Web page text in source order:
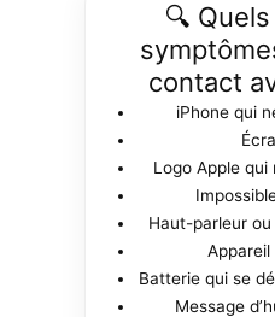
🔍
contact
iPhone qui
Logo Apple
Haut-parleur
Batterie qui se
Message